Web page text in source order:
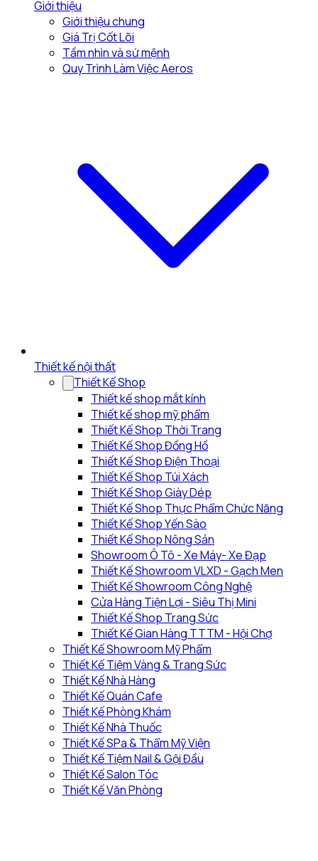
Giới thiệu
Giới thiệu chung
Giá Trị Cốt Lõi
Tầm nhìn và sứ mệnh
Quy Trình Làm Việc Aeros
Thiết kế nội thất
Thiết Kế Shop
Thiết kế shop mắt kính
Thiết kế shop mỹ phẩm
Thiết Kế Shop Thời Trang
Thiết Kế Shop Đồng Hồ
Thiết Kế Shop Điện Thoại
Thiết Kế Shop Túi Xách
Thiết Kế Shop Giày Dép
Thiết Kế Shop Thực Phẩm Chức Năng
Thiết Kế Shop Yến Sào
Thiết Kế Shop Nông Sản
Showroom Ô Tô - Xe Máy- Xe Đạp
Thiết Kế Showroom VLXD - Gạch Men
Thiết Kế Showroom Công Nghệ
Cửa Hàng Tiện Lợi - Siêu Thị Mini
Thiết Kế Shop Trang Sức
Thiết Kế Gian Hàng TTTM - Hội Chợ
Thiết Kế Showroom Mỹ Phẩm
Thiết Kế Tiệm Vàng & Trang Sức
Thiết Kế Nhà Hàng
Thiết Kế Quán Cafe
Thiết Kế Phòng Khám
Thiết Kế Nhà Thuốc
Thiết Kế SPa & Thẩm Mỹ Viện
Thiết Kế Tiệm Nail & Gội Đầu
Thiết Kế Salon Tóc
Thiết Kế Văn Phòng